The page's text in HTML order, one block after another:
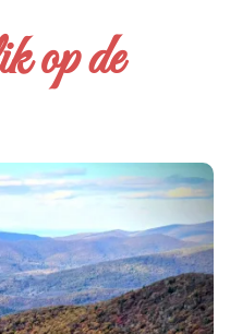
op de